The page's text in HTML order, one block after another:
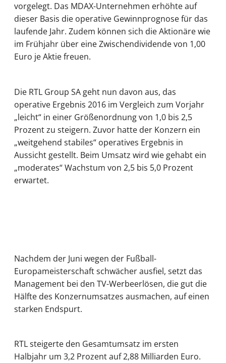
vorgelegt. Das MDAX-Unternehmen erhöhte auf
dieser Basis die operative Gewinnprognose für das
laufende Jahr. Zudem können sich die Aktionäre wie
im Frühjahr über eine Zwischendividende von 1,00
Euro je Aktie freuen.
Die RTL Group SA geht nun davon aus, das
operative Ergebnis 2016 im Vergleich zum Vorjahr
„leicht“ in einer Größenordnung von 1,0 bis 2,5
Prozent zu steigern. Zuvor hatte der Konzern ein
„weitgehend stabiles“ operatives Ergebnis in
Aussicht gestellt. Beim Umsatz wird wie gehabt ein
„moderates“ Wachstum von 2,5 bis 5,0 Prozent
erwartet.
Nachdem der Juni wegen der Fußball-
Europameisterschaft schwächer ausfiel, setzt das
Management bei den TV-Werbeerlösen, die gut die
Hälfte des Konzernumsatzes ausmachen, auf einen
starken Endspurt.
RTL steigerte den Gesamtumsatz im ersten
Halbjahr um 3,2 Prozent auf 2,88 Milliarden Euro.